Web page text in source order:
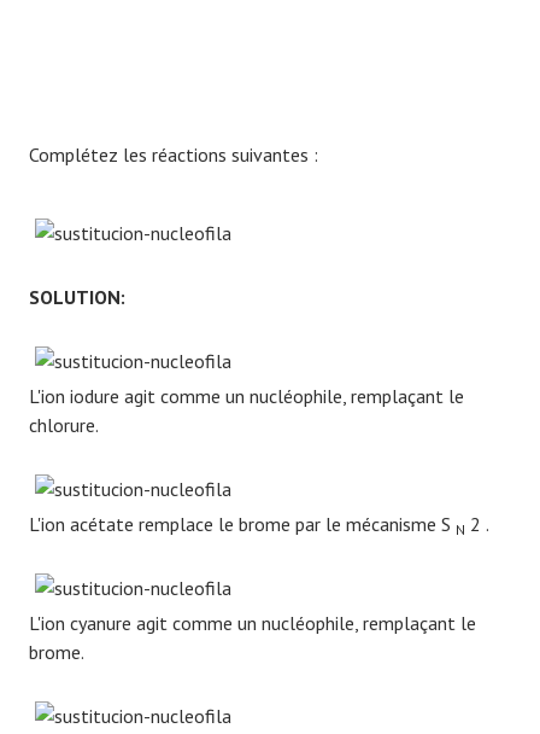
Complétez les réactions suivantes :
SOLUTION:
L'ion iodure agit comme un nucléophile, remplaçant le
chlorure.
L'ion acétate remplace le brome par le mécanisme S N 2 .
L'ion cyanure agit comme un nucléophile, remplaçant le
brome.